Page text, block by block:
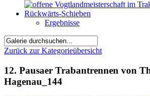
Ergebnisse
Zurück zur Kategorieübersicht
12. Pausaer Trabantrennen von
Hagenau_144